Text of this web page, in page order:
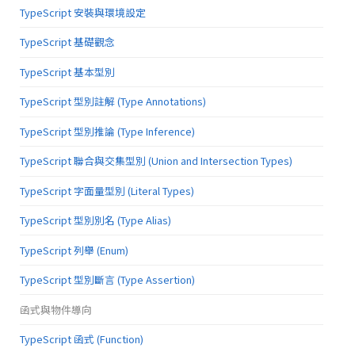
TypeScript 安裝與環境設定
TypeScript 基礎觀念
TypeScript 基本型別
TypeScript 型別註解 (Type Annotations)
TypeScript 型別推論 (Type Inference)
TypeScript 聯合與交集型別 (Union and Intersection Types)
TypeScript 字面量型別 (Literal Types)
TypeScript 型別別名 (Type Alias)
TypeScript 列舉 (Enum)
TypeScript 型別斷言 (Type Assertion)
函式與物件導向
TypeScript 函式 (Function)